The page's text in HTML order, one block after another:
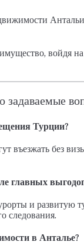
войдя
задаваемые
Турции?
въезжать без
главных
и развитую
следования.
в Анталье?